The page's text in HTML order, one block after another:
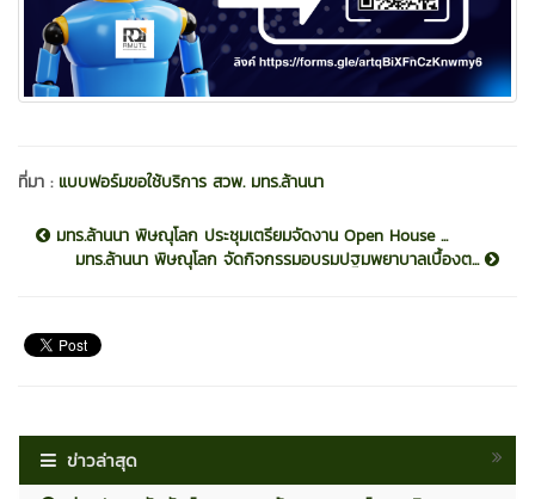
ที่มา : แบบฟอร์มขอใช้บริการ สวพ. มทร.ล้านนา
มทร.ล้านนา พิษณุโลก ประชุมเตรียมจัดงาน Open House ...
มทร.ล้านนา พิษณุโลก จัดกิจกรรมอบรมปฐมพยาบาลเบื้องต...
ข่าวล่าสุด